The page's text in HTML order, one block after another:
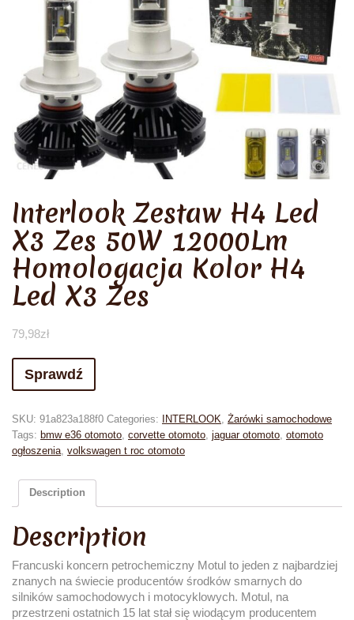
Interlook Zestaw H4 Led
X3 Zes 50W 12000Lm
Homologacja Kolor H4
Led X3 Zes
79,98zł
Sprawdź
SKU: 91a823a188f0 Categories: INTERLOOK Żarówki samochodowe
Tags: bmw e36 otomoto corvette otomoto jaguar otomoto otomoto
ogłoszenia volkswagen t roc otomoto
Description
Description
Francuski koncern petrochemiczny Motul to jeden z najbardziej
znanych na świecie producentów środków smarnych do
silników samochodowych i motocyklowych. Motul, na
przestrzeni ostatnich 15 lat stał się wiodącym producentem